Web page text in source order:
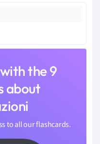
the 9
about
to all our flashcards.